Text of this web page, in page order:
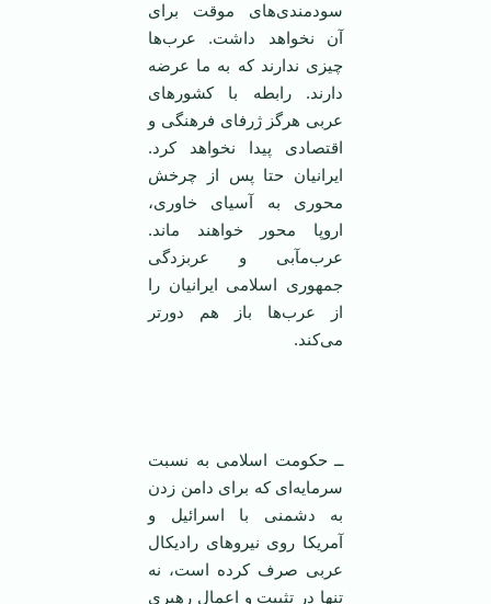
سودمندی‌های موقت برای
آن نخواهد داشت. عرب‌ها
چیزی ندارند که به ما عرضه
دارند. رابطه با کشور‌های
عربی هرگز ژرفای فرهنگی و
اقتصادی پیدا نخواهد کرد.
ایرانیان حتا پس از چرخش
محوری به آسیای خاوری،
اروپا محور خواهند ماند.
عرب‌مآبی و عربزدگی
جمهوری اسلامی ‌ایرانیان را
از عرب‌ها باز هم دور‌تر
می‌کند.
ــ حکومت اسلامی ‌به نسبت
سرمایه‌ای که برای دامن زدن
به دشمنی با اسرائیل و
آمریکا روی نیرو‌های رادیکال
عربی صرف کرده است، نه
تنها در تثبیت و اعمال رهبری